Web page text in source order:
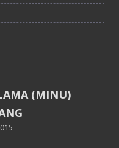
(MINU)